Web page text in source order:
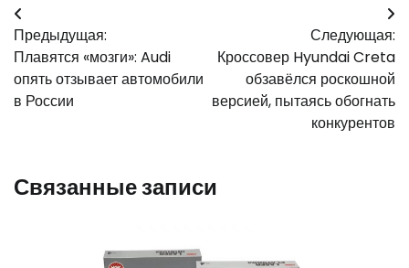
Навигация
по
записям
Предыдущая:
Плавятся «мозги»: Audi
опять отзывает автомобили
в России
Следующая:
Кроссовер Hyundai Creta
обзавёлся роскошной
версией, пытаясь обогнать
конкурентов
Связанные записи